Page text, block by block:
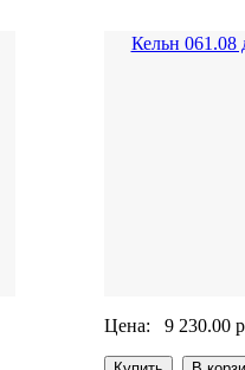
Кельн 061.08
Цена: 9 230.00